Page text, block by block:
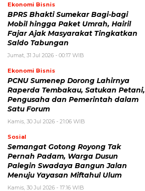
Ekonomi Bisnis
BPRS Bhakti Sumekar Bagi-bagi
Mobil hingga Paket Umrah, Hairil
Fajar Ajak Masyarakat Tingkatkan
Saldo Tabungan
Jumat, 31 Jul 2026 - 00:17 WIB
Ekonomi Bisnis
PCNU Sumenep Dorong Lahirnya
Raperda Tembakau, Satukan Petani,
Pengusaha dan Pemerintah dalam
Satu Forum
Kamis, 30 Jul 2026 - 21:06 WIB
Sosial
Semangat Gotong Royong Tak
Pernah Padam, Warga Dusun
Palegin Swadaya Bangun Jalan
Menuju Yayasan Miftahul Ulum
Kamis, 30 Jul 2026 - 17:16 WIB